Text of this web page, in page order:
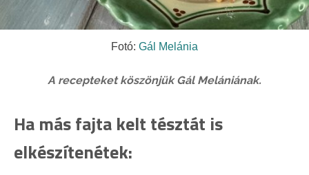
Fotó: Gál Melánia
A recepteket köszönjük Gál Melániának.
Ha más fajta kelt tésztát is
elkészítenétek: